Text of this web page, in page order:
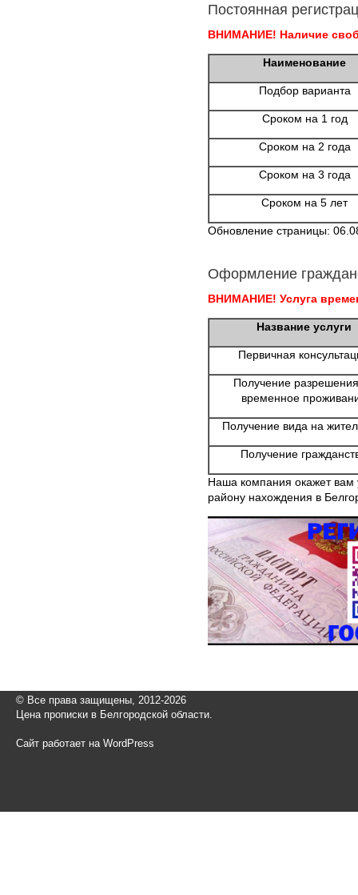
Постоянная
ВНИМАНИЕ! Наличие
Наименование
Подбор варианта
Сроком на 1 год
Сроком на 2 года
Сроком на 3 года
Сроком на 5 лет
Обновление страницы:
Оформление
ВНИМАНИЕ! Услуга
Название услуги
Первичная
Получение
временное
Получение вида на
Получение
Наша компания окажет вам
району нахождения в
© Все права защищены, 2012-2026
Цена прописки в Белгородской области.
Сайт работает на WordPress